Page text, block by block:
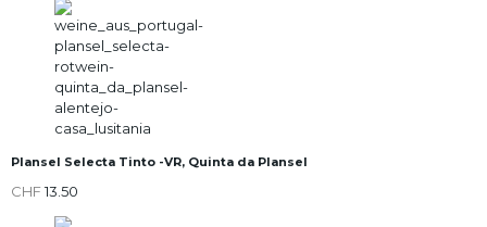
Plansel Selecta Tinto -VR, Quinta da Plansel
CHF13.50